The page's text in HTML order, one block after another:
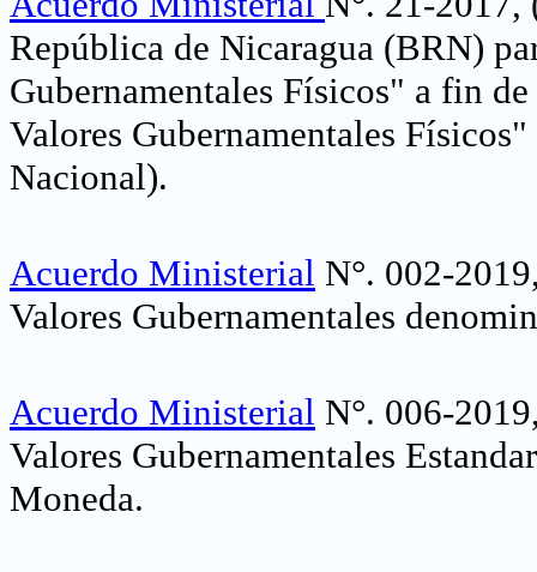
República de Nicaragua (BRN)
Gubernamentales Físicos" a fin
Valores Gubernamentales
Nacional).
Acuerdo Ministerial N°. 002-
Valores Gubernamentales
Acuerdo Ministerial N°. 006-
Valores Gubernamentales
Moneda.